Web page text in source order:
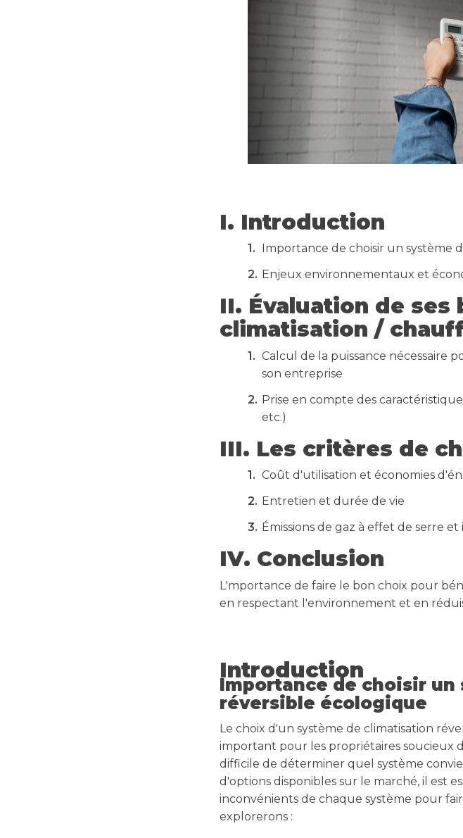
I. Introduction
Importance de choisir un système
Enjeux environnementaux et
II. Évaluation de ses
climatisation /
Calcul de la puissance nécessaire
son entreprise
Prise en compte des
etc.)
III. Les critères de
Coût d'utilisation et économies
Entretien et durée de vie
Émissions de gaz à effet de serre
IV. Conclusion
L'mportance de faire le bon choix pour
en respectant l'environnement et en
Introduction
Importance de choisir
réversible écologique
Le choix d'un système de climatisation
important pour les propriétaires soucieux
difficile de déterminer quel système
d'options disponibles sur le marché, il est
inconvénients de chaque système pour
explorerons :